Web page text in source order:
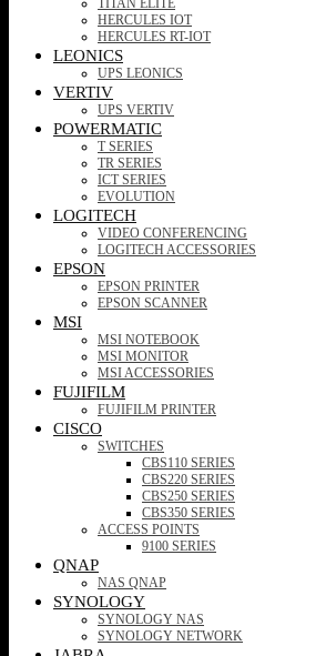
TITAN ELITE
HERCULES IOT
HERCULES RT-IOT
LEONICS
UPS LEONICS
VERTIV
UPS VERTIV
POWERMATIC
T SERIES
TR SERIES
ICT SERIES
EVOLUTION
LOGITECH
VIDEO CONFERENCING
LOGITECH ACCESSORIES
EPSON
EPSON PRINTER
EPSON SCANNER
MSI
MSI NOTEBOOK
MSI MONITOR
MSI ACCESSORIES
FUJIFILM
FUJIFILM PRINTER
CISCO
SWITCHES
CBS110 SERIES
CBS220 SERIES
CBS250 SERIES
CBS350 SERIES
ACCESS POINTS
9100 SERIES
QNAP
NAS QNAP
SYNOLOGY
SYNOLOGY NAS
SYNOLOGY NETWORK